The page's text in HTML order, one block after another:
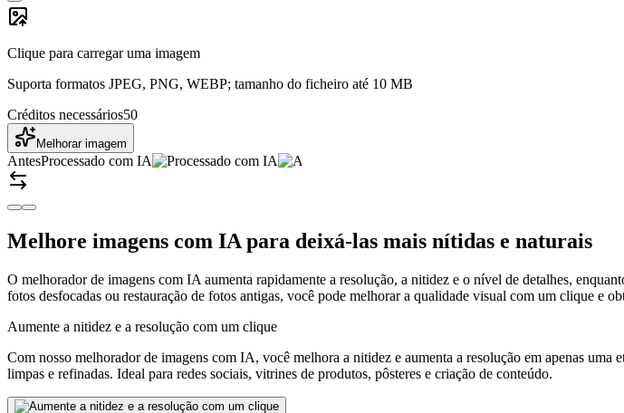
Clique para carregar uma imagem
Suporta formatos JPEG, PNG, WEBP; tamanho do ficheiro até 10 MB
Créditos necessários50
Melhorar imagem
AntesProcessado com IA
Melhore imagens com IA para deixá-las mais nítidas e naturais
O melhorador de imagens com IA aumenta rapidamente a resolução, a nitidez e o nível de detalhes,
fotos desfocadas ou restauração de fotos antigas, você pode melhorar a qualidade visual com um clique e
Aumente a nitidez e a resolução com um clique
Com nosso melhorador de imagens com IA, você melhora a nitidez e aumenta a resolução em apenas
limpas e refinadas. Ideal para redes sociais, vitrines de produtos, pôsteres e criação de conteúdo.